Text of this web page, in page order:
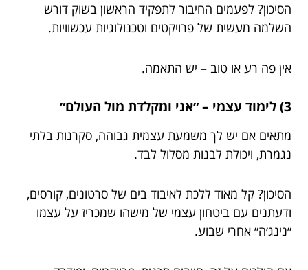
הסיכון? לפעמים החיבור לתפקיד הראשון בשוק דורש
השלמה מעשית של פרויקטים וטכנולוגיות עכשוויות.
אין פה רע או טוב – יש התאמה.
3) לימוד עצמי – ״אני ומקלדת מול העולם״
מתאים אם יש לך משמעת עצמית גבוהה, סקרנות בלתי
נגמרת, ויכולת לבנות מסלול לבד.
הסיכון? קל מאוד ללכת לאיבוד בים של סרטונים, קורסים,
ודעתנים עם ביטחון עצמי של מישהו שמכריז על עצמו
״נינג׳ה״ אחרי שבוע.